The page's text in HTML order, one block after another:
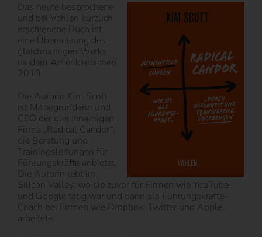
Das heute besprochene
und bei Vahlen kürzlich
erschienene Buch ist
eine Übersetzung des
gleichnamigen Werks
us dem Amerikanischen
2019.
Die Autorin Kim Scott
ist Mitbegründerin und
CEO der gleichnamigen
Firma „Radical Candor“,
die Beratung und
Trainingsleitungen für
Führungskräfte anbietet.
Die Autorin lebt im
Silicon Valley, wo sie zuvor für Firmen wie YouTube
und Google tätig war und dann als Führungskräfte-
Coach bei Firmen wie Dropbox, Twitter und Apple
arbeitete.